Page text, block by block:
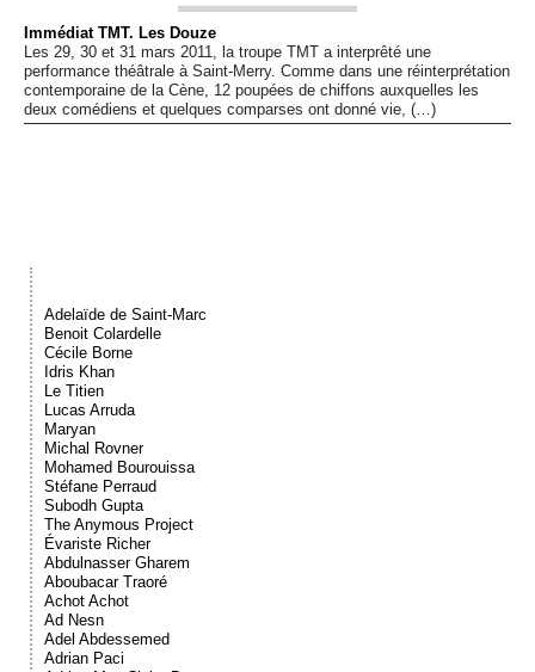
Dossiers
Immédiat TMT. Les Douze
Les 29, 30 et 31 mars 2011, la troupe TMT a interprêté une
performance théâtrale à Saint-Merry. Comme dans une réinterprétation
contemporaine de la Cène, 12 poupées de chiffons auxquelles les
deux comédiens et quelques comparses ont donné vie, (…)
Adelaïde de Saint-Marc
Benoit Colardelle
Cécile Borne
Idris Khan
Le Titien
Lucas Arruda
Maryan
Michal Rovner
Mohamed Bourouissa
Stéfane Perraud
Subodh Gupta
The Anymous Project
Évariste Richer
Abdulnasser Gharem
Aboubacar Traoré
Achot Achot
Ad Nesn
Adel Abdessemed
Adrian Paci